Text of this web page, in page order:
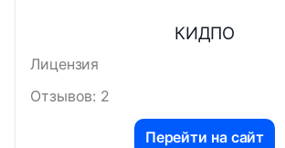
КИДПО
Лицензия
Отзывов: 2
Перейти на сайт